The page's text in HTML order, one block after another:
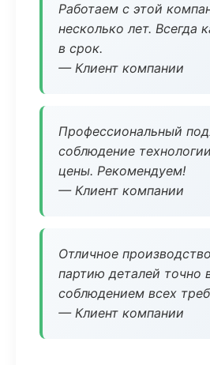
Работаем с этой
несколько лет. Всегда
в срок.
— Клиент компании
Профессиональный
соблюдение
цены. Рекомендуем!
— Клиент компании
Отличное
партию деталей точно
соблюдением всех
— Клиент компании